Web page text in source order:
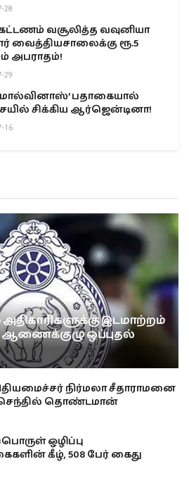
28
வசூலித்த வவுனியா
வைத்தியசாலைக்கு ரூ.5
அபராதம்!
29
பதாகையால்
சிக்கிய ஆர்ஜென்டினா!
16
இடமாற்றம்
ஆணைக்குழு ஒப்புதல்
நிர்மலா சீதாராமனை
செந்தில் தொண்டமான்
ஒழிப்பு
கீழ், 508 பேர் கைது